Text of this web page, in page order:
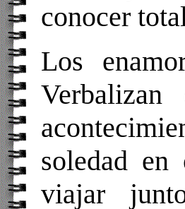
conocer
Los
soledad en
viajar